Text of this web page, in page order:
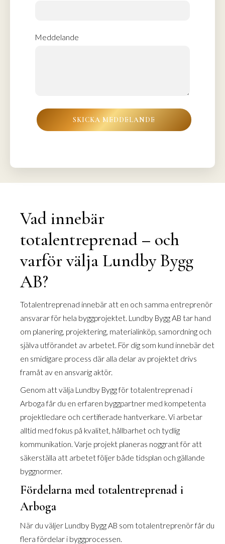
Meddelande
Vad innebär
totalentreprenad – och
varför välja Lundby Bygg
AB?
Totalentreprenad innebär att en och samma entreprenör
ansvarar för hela byggprojektet. Lundby Bygg AB tar hand
om planering, projektering, materialinköp, samordning och
själva utförandet av arbetet. För dig som kund innebär det
en smidigare process där alla delar av projektet drivs
framåt av en ansvarig aktör.
Genom att välja Lundby Bygg för totalentreprenad i
Arboga får du en erfaren byggpartner med kompetenta
projektledare och certifierade hantverkare. Vi arbetar
alltid med fokus på kvalitet, hållbarhet och tydlig
kommunikation. Varje projekt planeras noggrant för att
säkerställa att arbetet följer både tidsplan och gällande
byggnormer.
Fördelarna med totalentreprenad i
Arboga
När du väljer Lundby Bygg AB som totalentreprenör får du
flera fördelar i byggprocessen.